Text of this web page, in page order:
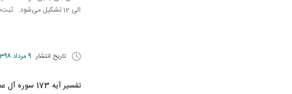
الی 12 تشکیل می‌شود. ثبت‌نام کلاس‌ها به صورت حضوری است. ثبت‌نام کلاسها از تاریخ 98/5/7 الی 98/5/16 و همچنین از ...
تاریخ انتشار 9 مرداد 1398
تفسیر آیه 173 سوره آل عمران